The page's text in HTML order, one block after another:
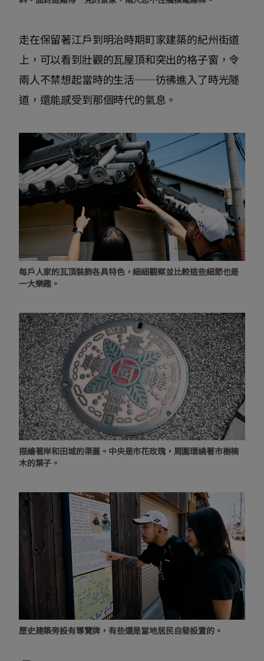
走在保留著江戶到明治時期町家建築的紀州街道
上，可以看到壯觀的瓦屋頂和突出的格子窗，令
兩人不禁想起當時的生活──彷彿進入了時光隧
道，還能感受到那個時代的氣息。
每戶人家的瓦頂裝飾各具特色，細細觀察並比較這些細節也是
一大樂趣。
描繪著岸和田城的渠蓋。中央是市花玫瑰，周圍環繞著市樹楠
木的葉子。
歷史建築旁設有導覽牌，有些還是當地居民自發設置的。